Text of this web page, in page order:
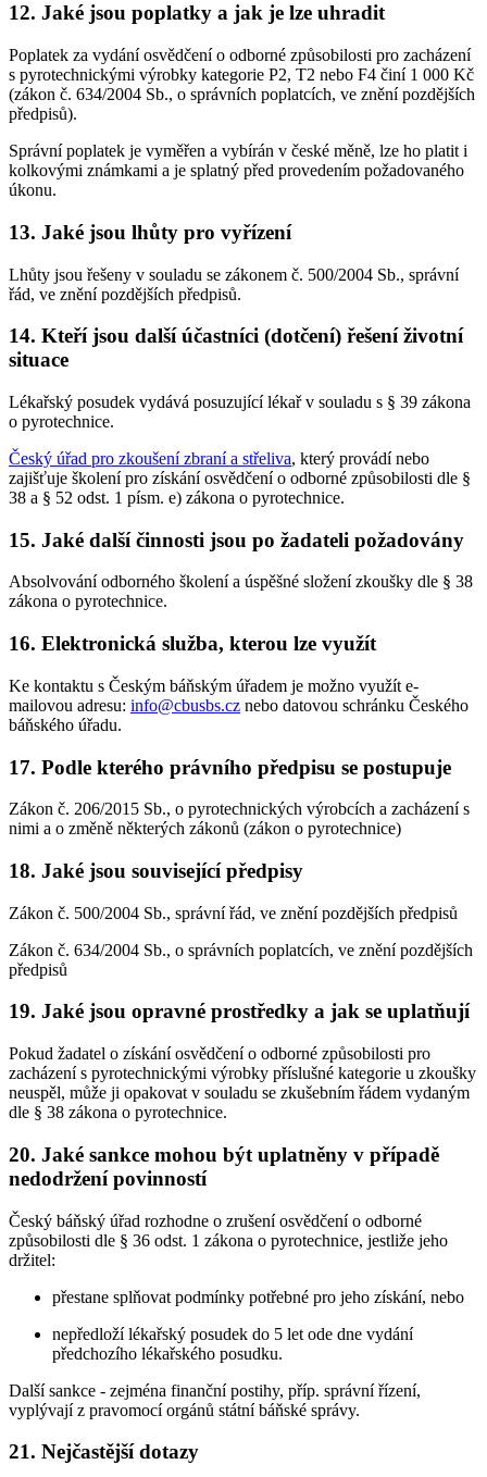
12. Jaké jsou poplatky a jak je lze uhradit
Poplatek za vydání osvědčení o odborné způsobilosti pro zacházení
s pyrotechnickými výrobky kategorie P2, T2 nebo F4 činí 1 000 Kč
(zákon č. 634/2004 Sb., o správních poplatcích, ve znění pozdějších
předpisů).
Správní poplatek je vyměřen a vybírán v české měně, lze ho platit i
kolkovými známkami a je splatný před provedením požadovaného
úkonu.
13. Jaké jsou lhůty pro vyřízení
Lhůty jsou řešeny v souladu se zákonem č. 500/2004 Sb., správní
řád, ve znění pozdějších předpisů.
14. Kteří jsou další účastníci (dotčení) řešení životní
situace
Lékařský posudek vydává posuzující lékař v souladu s § 39 zákona
o pyrotechnice.
Český úřad pro zkoušení zbraní a střeliva, který provádí nebo
zajišťuje školení pro získání osvědčení o odborné způsobilosti dle §
38 a § 52 odst. 1 písm. e) zákona o pyrotechnice.
15. Jaké další činnosti jsou po žadateli požadovány
Absolvování odborného školení a úspěšné složení zkoušky dle § 38
zákona o pyrotechnice.
16. Elektronická služba, kterou lze využít
Ke kontaktu s Českým báňským úřadem je možno využít e-
mailovou adresu: info@cbusbs.cz nebo datovou schránku Českého
báňského úřadu.
17. Podle kterého právního předpisu se postupuje
Zákon č. 206/2015 Sb., o pyrotechnických výrobcích a zacházení s
nimi a o změně některých zákonů (zákon o pyrotechnice)
18. Jaké jsou související předpisy
Zákon č. 500/2004 Sb., správní řád, ve znění pozdějších předpisů
Zákon č. 634/2004 Sb., o správních poplatcích, ve znění pozdějších
předpisů
19. Jaké jsou opravné prostředky a jak se uplatňují
Pokud žadatel o získání osvědčení o odborné způsobilosti pro
zacházení s pyrotechnickými výrobky příslušné kategorie u zkoušky
neuspěl, může ji opakovat v souladu se zkušebním řádem vydaným
dle § 38 zákona o pyrotechnice.
20. Jaké sankce mohou být uplatněny v případě
nedodržení povinností
Český báňský úřad rozhodne o zrušení osvědčení o odborné
způsobilosti dle § 36 odst. 1 zákona o pyrotechnice, jestliže jeho
držitel:
přestane splňovat podmínky potřebné pro jeho získání, nebo
nepředloží lékařský posudek do 5 let ode dne vydání
předchozího lékařského posudku.
Další sankce - zejména finanční postihy, příp. správní řízení,
vyplývají z pravomocí orgánů státní báňské správy.
21. Nejčastější dotazy